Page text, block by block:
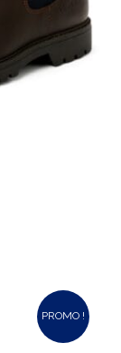
PROMO !